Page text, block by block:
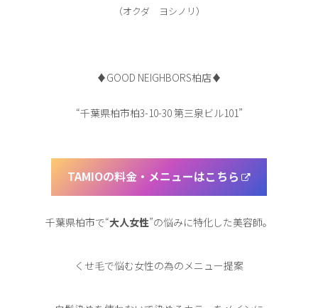
（オクダ ヨシノリ）
♦︎GOOD NEIGHBORS柏店♦︎
“千葉県柏市柏3-10-30 第三泉ビル101”
TAMIOの料金・メニューはこちら
千葉県柏市で“大人女性”の悩みに特化した美容師。
くせ毛で悩む女性の為のメニュー提案